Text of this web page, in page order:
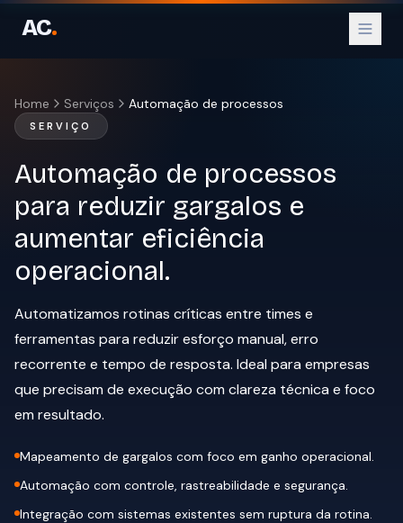
AC.
Parceiro Oficial WhatsApp
Parceiro Oficial Instagram
Home Serviços Automação de processos
SERVIÇO
Automação de processos
para reduzir gargalos e
aumentar eficiência
operacional.
Automatizamos rotinas críticas entre times e
ferramentas para reduzir esforço manual, erro
recorrente e tempo de resposta. Ideal para empresas
que precisam de execução com clareza técnica e foco
em resultado.
Mapeamento de gargalos com foco em ganho operacional.
Automação com controle, rastreabilidade e segurança.
Integração com sistemas existentes sem ruptura da rotina.